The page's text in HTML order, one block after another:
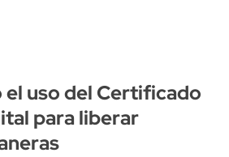
el uso del Certificado
para liberar